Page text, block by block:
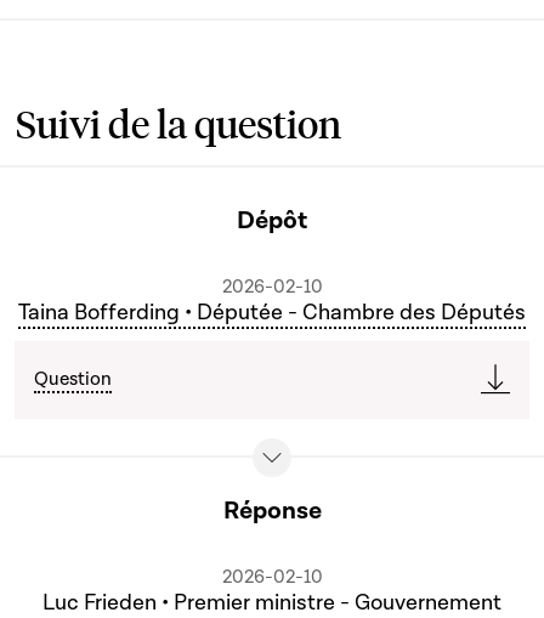
Suivi de la question
Dépôt
2026-02-10
Taina Bofferding • Députée - Chambre des Députés
Question
Réponse
2026-02-10
Luc Frieden • Premier ministre - Gouvernement